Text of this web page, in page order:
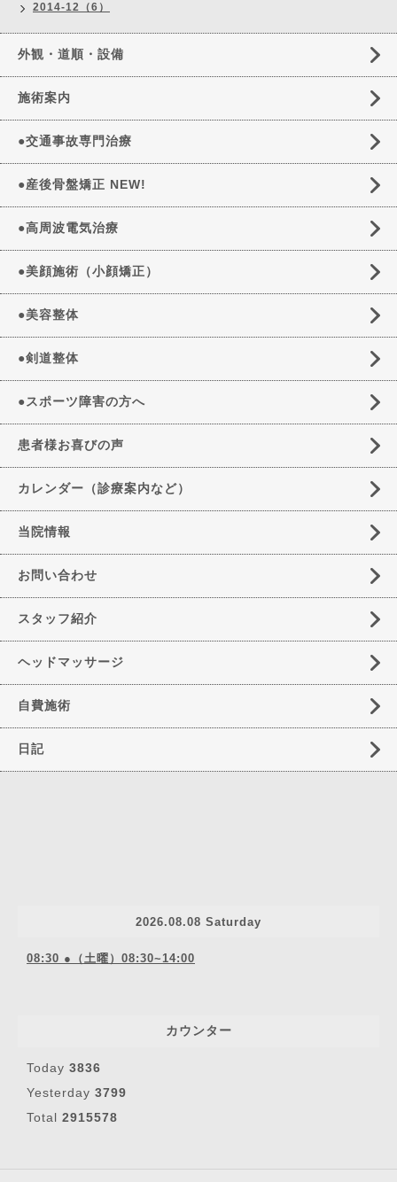
2014-12（6）
外観・道順・設備
施術案内
●交通事故専門治療
●産後骨盤矯正 NEW!
●高周波電気治療
●美顔施術（小顔矯正）
●美容整体
●剣道整体
●スポーツ障害の方へ
患者様お喜びの声
カレンダー（診療案内など）
当院情報
お問い合わせ
スタッフ紹介
ヘッドマッサージ
自費施術
日記
2026.08.08 Saturday
08:30 ●（土曜）08:30~14:00
カウンター
Today 3836
Yesterday 3799
Total 2915578